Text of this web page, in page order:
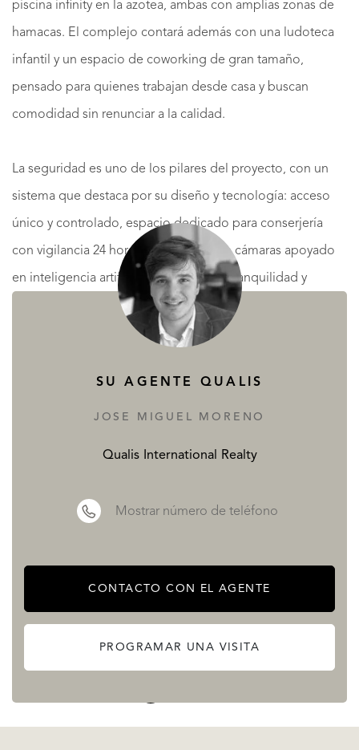
piscina infinity en la azotea, ambas con amplias zonas de
hamacas. El complejo contará además con una ludoteca
infantil y un espacio de coworking de gran tamaño,
pensado para quienes trabajan desde casa y buscan
comodidad sin renunciar a la calidad.
La seguridad es uno de los pilares del proyecto, con un
sistema que destaca por su diseño y tecnología: acceso
único y controlado, espacio dedicado para conserjería
con vigilancia 24 horas y un sistema de cámaras apoyado
en inteligencia artificial, que garantiza tranquilidad y
privacidad en todo momento.
silueta icónica que define Marbella, y de una ubicación
estratégica con excelente conexión a Puerto Banús, Nueva
Desde la distancia, el conjunto se distingue por su
arquitectura limpia, terrazas generosas y una presencia
LEE MÁS
SU AGENTE QUALIS
JOSE MIGUEL MORENO
Qualis International Realty
Mostrar número de teléfono
CONTACTO CON EL AGENTE
PROGRAMAR UNA VISITA